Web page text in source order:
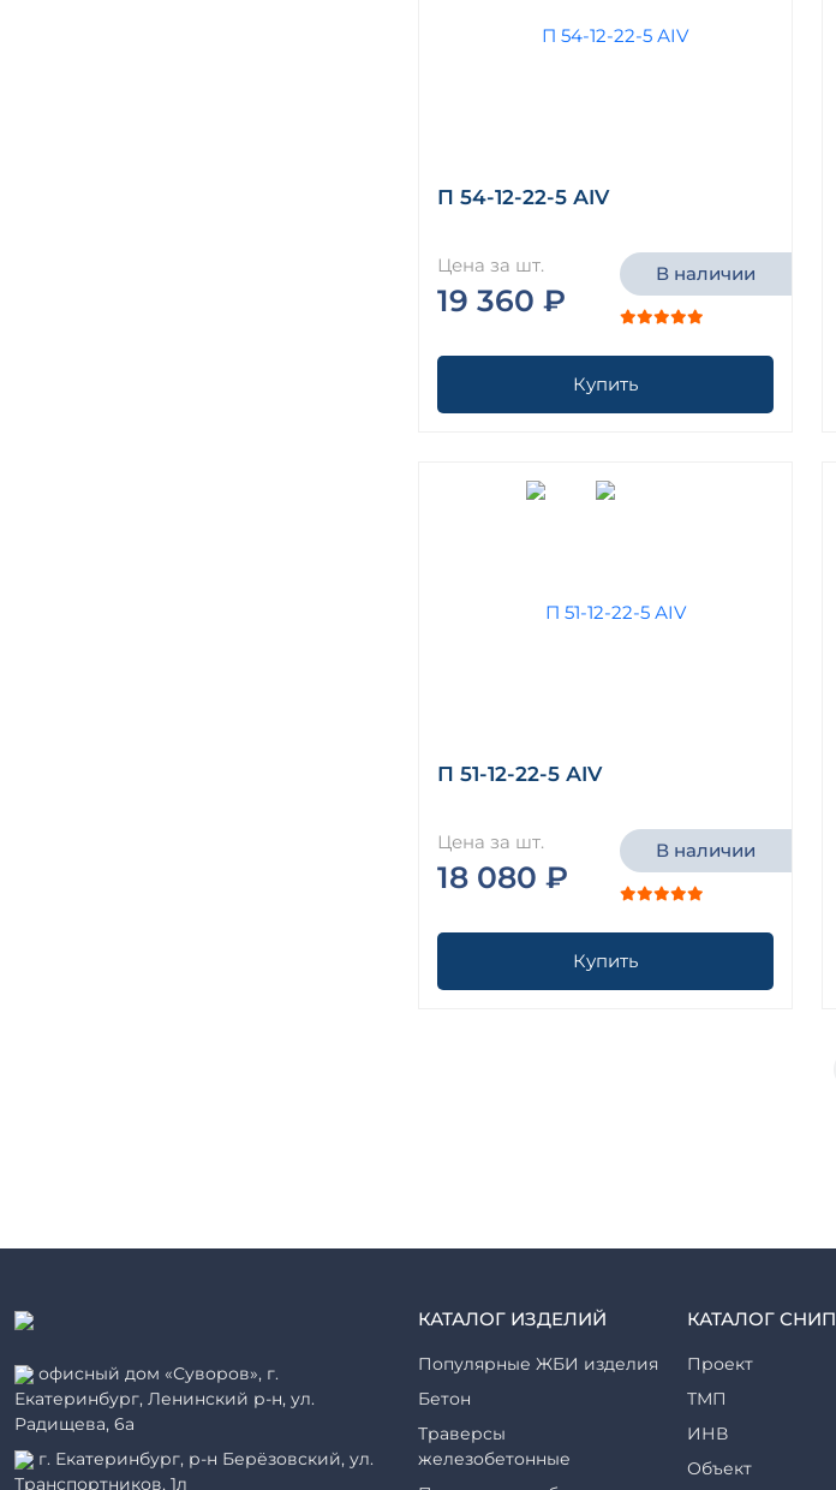
П 54-12-22-5 АIV
Цена за шт.
19 360 ₽
В наличии
Купить
П 51-12-22-5 АIV
Цена за шт.
18 080 ₽
В наличии
Купить
офисный дом «Суворов», г.
Екатеринбург, Ленинский р-н, ул.
Радищева, 6а
г. Екатеринбург, р-н Берёзовский, ул.
Транспортников, 1л
КАТАЛОГ ИЗДЕЛИЙ
Популярные ЖБИ изделия
Бетон
Траверсы
железобетонные
КАТАЛОГ СНИП
Проект
ТМП
ИНВ
Объект